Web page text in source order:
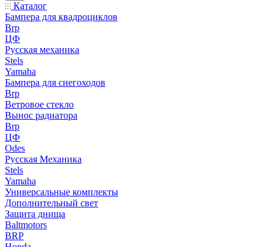
Каталог
Бампера для квадроциклов
Brp
ЦФ
Русская механика
Stels
Yamaha
Бампера для снегоходов
Brp
Ветровое стекло
Вынос радиатора
Brp
ЦФ
Odes
Русская Механика
Stels
Yamaha
Универсальные комплекты
Дополнительный свет
Защита днища
Baltmotors
BRP